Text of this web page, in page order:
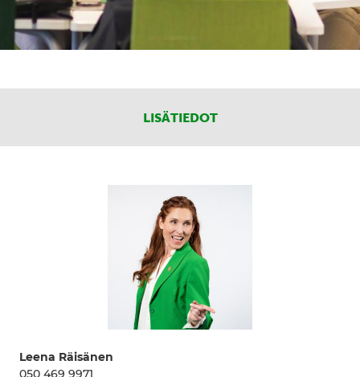
LISÄTIEDOT
Leena Räisänen
050 469 9971